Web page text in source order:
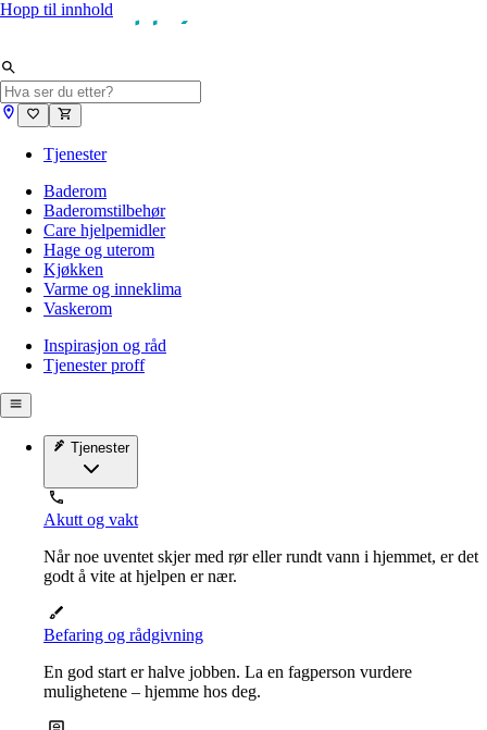
Hopp til innhold
Tjenester
Baderom
Baderomstilbehør
Care hjelpemidler
Hage og uterom
Kjøkken
Varme og inneklima
Vaskerom
Inspirasjon og råd
Tjenester proff
Tjenester
Akutt og vakt
Når noe uventet skjer med rør eller rundt vann i hjemmet, er det
godt å vite at hjelpen er nær.
Befaring og rådgivning
En god start er halve jobben. La en fagperson vurdere
mulighetene – hjemme hos deg.